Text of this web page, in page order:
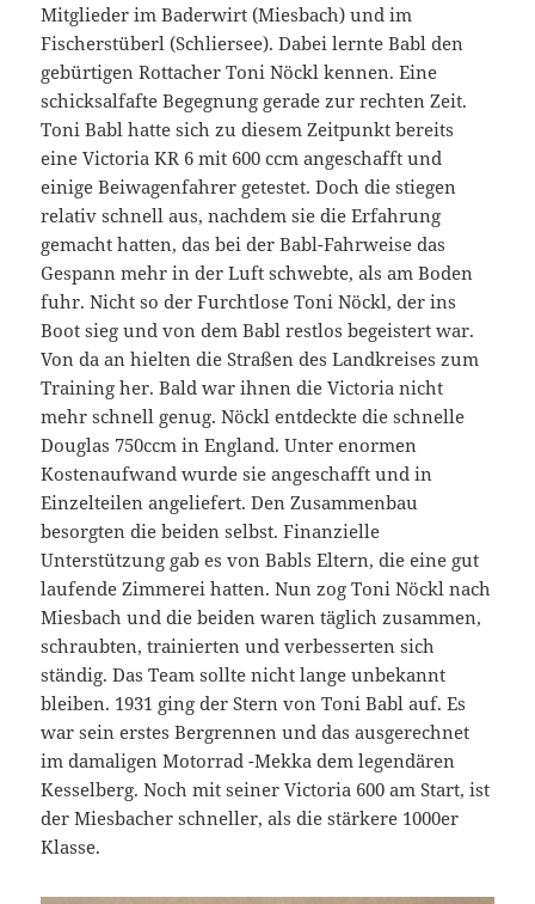
Mitglieder im Baderwirt (Miesbach) und im
Fischerstüberl (Schliersee). Dabei lernte Babl den
gebürtigen Rottacher Toni Nöckl kennen. Eine
schicksalfafte Begegnung gerade zur rechten Zeit.
Toni Babl hatte sich zu diesem Zeitpunkt bereits
eine Victoria KR 6 mit 600 ccm angeschafft und
einige Beiwagenfahrer getestet. Doch die stiegen
relativ schnell aus, nachdem sie die Erfahrung
gemacht hatten, das bei der Babl-Fahrweise das
Gespann mehr in der Luft schwebte, als am Boden
fuhr. Nicht so der Furchtlose Toni Nöckl, der ins
Boot sieg und von dem Babl restlos begeistert war.
Von da an hielten die Straßen des Landkreises zum
Training her. Bald war ihnen die Victoria nicht
mehr schnell genug. Nöckl entdeckte die schnelle
Douglas 750ccm in England. Unter enormen
Kostenaufwand wurde sie angeschafft und in
Einzelteilen angeliefert. Den Zusammenbau
besorgten die beiden selbst. Finanzielle
Unterstützung gab es von Babls Eltern, die eine gut
laufende Zimmerei hatten. Nun zog Toni Nöckl nach
Miesbach und die beiden waren täglich zusammen,
schraubten, trainierten und verbesserten sich
ständig. Das Team sollte nicht lange unbekannt
bleiben. 1931 ging der Stern von Toni Babl auf. Es
war sein erstes Bergrennen und das ausgerechnet
im damaligen Motorrad -Mekka dem legendären
Kesselberg. Noch mit seiner Victoria 600 am Start, ist
der Miesbacher schneller, als die stärkere 1000er
Klasse.